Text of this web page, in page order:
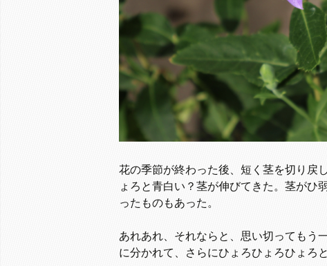
花の季節が終わった後、短く茎を切り戻
ょろと青白い？茎が伸びてきた。茎がひ
ったものもあった。
あれあれ、それならと、思い切ってもう
に分かれて、さらにひょろひょろひょろ